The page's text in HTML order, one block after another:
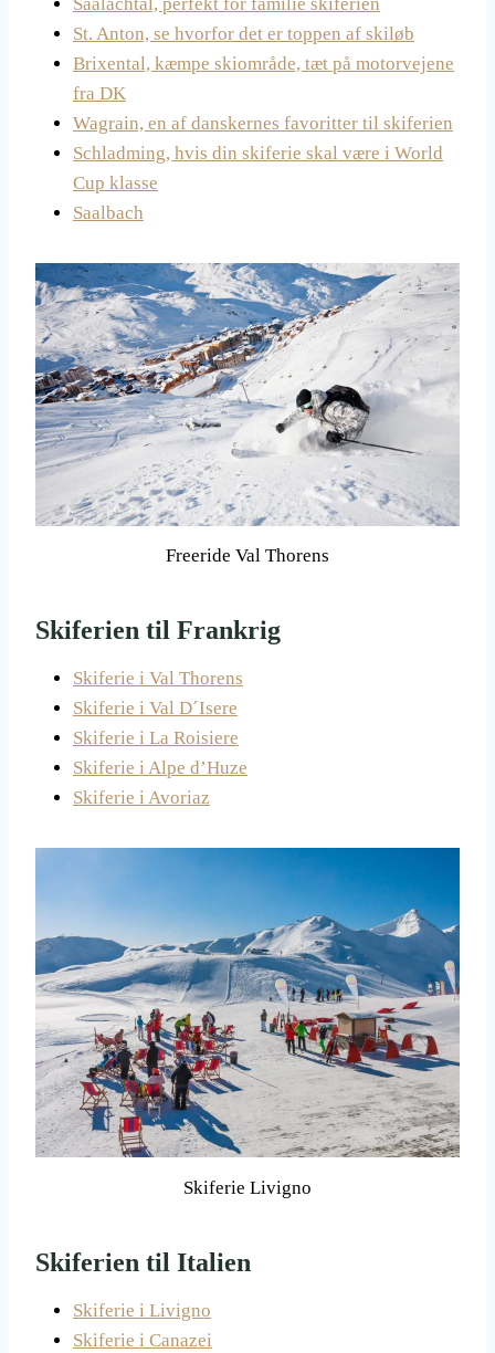
St. Anton, se hvorfor det er toppen af skiløb
Brixental, kæmpe skiområde, tæt på motorvejene
fra DK
Wagrain, en af danskernes favoritter til skiferien
Schladming, hvis din skiferie skal være i World
Cup klasse
Saalbach
Freeride Val Thorens
Skiferien til Frankrig
Skiferie i Val Thorens
Skiferie i Val D´Isere
Skiferie i La Roisiere
Skiferie i Alpe d’Huze
Skiferie i Avoriaz
Skiferie Livigno
Skiferien til Italien
Skiferie i Livigno
Skiferie i Canazei